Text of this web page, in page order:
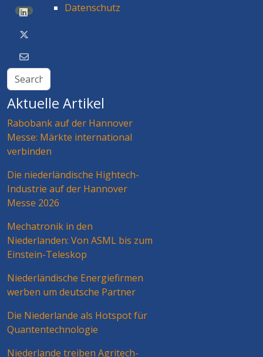
BETA
Datenschutz
Aktuelle Artikel
Rabobank auf der Hannover
Messe: Märkte international
verbinden
Die niederländische Hightech-
Industrie auf der Hannover
Messe 2026
Mechatronik in den
Niederlanden: Von ASML bis zum
Einstein-Teleskop
Niederländische Energiefirmen
werben um deutsche Partner
Die Niederlande als Hotspot für
Quantentechnologie
Niederlande treiben Agritech-